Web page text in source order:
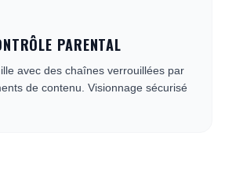
PARENTAL
avec des chaînes verrouillées par
de contenu. Visionnage sécurisé